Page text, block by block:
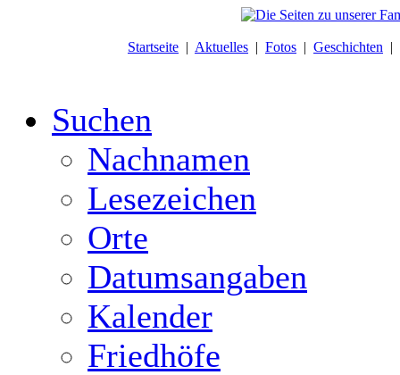
Startseite | Aktuelles | Fotos | Geschichten |
Suchen
Nachnamen
Lesezeichen
Orte
Datumsangaben
Kalender
Friedhöfe